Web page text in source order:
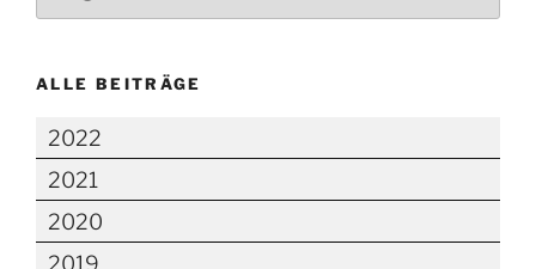
ALLE BEITRÄGE
2022
2021
2020
2019